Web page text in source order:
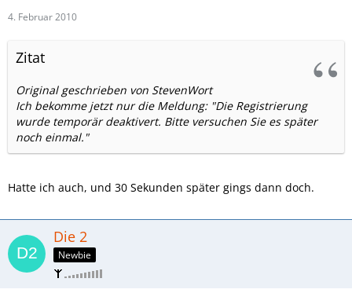
4. Februar 2010
Zitat
Original geschrieben von StevenWort
Ich bekomme jetzt nur die Meldung: "Die Registrierung
wurde temporär deaktivert. Bitte versuchen Sie es später
noch einmal."
Hatte ich auch, und 30 Sekunden später gings dann doch.
Die 2
Newbie